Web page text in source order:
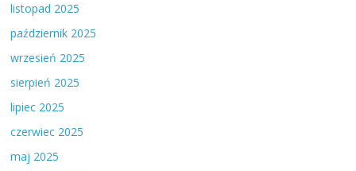
listopad 2025
październik 2025
wrzesień 2025
sierpień 2025
lipiec 2025
czerwiec 2025
maj 2025